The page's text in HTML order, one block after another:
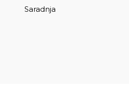
Saradnja